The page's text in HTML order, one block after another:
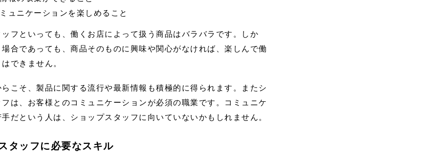
ュニケーションを楽しめること
フといっても、働くお店によって扱う商品はバラバラです。しか
合であっても、商品そのものに興味や関心がなければ、楽しんで働
できません。
こそ、製品に関する流行や最新情報も積極的に得られます。またシ
は、お客様とのコミュニケーションが必須の職業です。コミュニケ
だという人は、ショップスタッフに向いていないかもしれません。
タッフに必要なスキル